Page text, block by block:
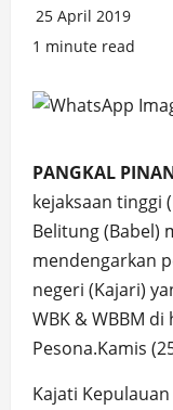
25 April 2019
1 minute read
PANGKAL
kejaksaan tinggi
Belitung (Babel)
mendengarkan
negeri (Kajari)
WBK & WBBM
Pesona.Kamis
Kajati